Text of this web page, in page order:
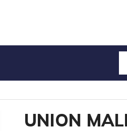
UNION